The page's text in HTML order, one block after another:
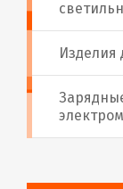
Изделия